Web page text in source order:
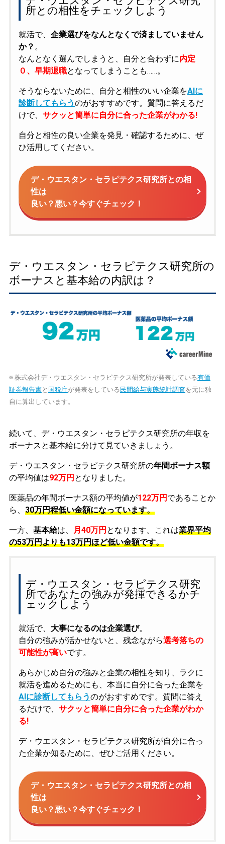
所との相性をチェックしよう
就活で、 企業選びをなんとなくで済ましていません
か？ 。
なんとなく選んでしまうと、自分と合わずに内定
０、早期退職となってしまうことも……。
そうならないために、自分と相性のいい企業をAIに
診断してもらうのがおすすめです。質問に答えるだ
けで、 サクッと簡単に自分に合った企業がわかる!
自分と相性の良い企業を発見・確認するために、ぜ
ひ活用してください。
デ・ウエスタン・セラピテクス研究所との相
性は
良い？悪い？今すぐチェック！
デ・ウエスタン・セラピテクス研究所の
ボーナスと基本給の内訳は？
※ 株式会社デ・ウエスタン・セラピテクス研究所が発表している有価
証券報告書と 国税庁が発表をしている 民間給与実態統計調査を元に独
自に算出しています。
続いて、デ・ウエスタン・セラピテクス研究所の年収を
ボーナスと基本給に分けて見ていきましょう。
デ・ウエスタン・セラピテクス研究所の年間ボーナス額
の平均値は92万円 となりました。
医薬品の年間ボーナス額の平均値が122万円 であることか
ら、 30万円程低い金額になっています。
一方、 基本給は、 月40万円 となります。これは業界平均
の53万円よりも13万円ほど低い金額です。
デ・ウエスタン・セラピテクス研究
所であなたの強みが発揮できるかチ
ェックしよう
就活で、 大事になるのは企業選び。
自分の強みが活かせないと、残念ながら選考落ちの
可能性が高いです。
あらかじめ自分の強みと企業の相性を知り、ラクに
就活を進めるためにも、本当に自分に合った企業を
AIに診断してもらうのがおすすめです。質問に答え
るだけで、 サクッと簡単に自分に合った企業がわか
る!
デ・ウエスタン・セラピテクス研究所が自分に合っ
た企業か知るために、ぜひご活用ください。
デ・ウエスタン・セラピテクス研究所との相
性は
良い？悪い？今すぐチェック！